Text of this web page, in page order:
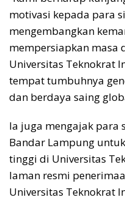
motivasi kepada para
mengembangkan
mempersiapkan masa
Universitas Teknokrat
tempat tumbuhnya
dan berdaya saing
Ia juga mengajak para
Bandar Lampung
tinggi di Universitas
laman resmi
Universitas Teknokrat